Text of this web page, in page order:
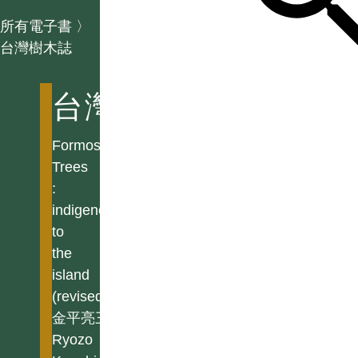
所有電子書 〉
台灣樹木誌
台灣樹木誌
Formosan
Trees
:
indigenous
to
the
island
(revised)
金平亮三
Ryozo